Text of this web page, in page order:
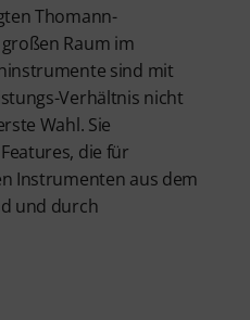
Thomann-
Raum im
sind mit
Verhältnis nicht
Wahl. Sie
die für
Instrumenten aus dem
und durch